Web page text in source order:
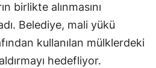
birlikte alınmasını
Belediye, mali yükü
kullanılan mülklerdeki
hedefliyor.